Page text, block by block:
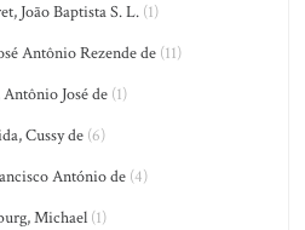
João Baptista S. L.(1)
Antônio Rezende de (11)
José de (1)
Cussy de (6)
António de (4)
Michael (1)